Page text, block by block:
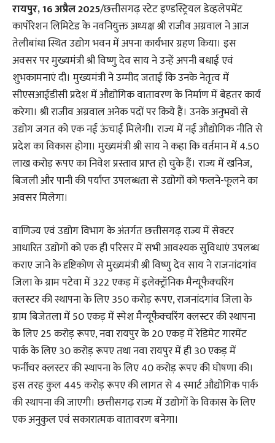
रायपुर, 16 अप्रैल 2025/छत्तीसगढ़ स्टेट इण्डस्ट्रियल डेव्हलेपमेंट
कार्पाेरेशन लिमिटेड के नवनियुक्त अध्यक्ष श्री राजीव अग्रवाल ने आज
तेलीबांधा स्थित उद्योग भवन में अपना कार्यभार ग्रहण किया। इस
अवसर पर मुख्यमंत्री श्री विष्णु देव साय ने उन्हें अपनी बधाई एवं
शुभकामनाएं दी। मुख्यमंत्री ने उम्मीद जताई कि उनके नेतृत्व में
सीएसआईडीसी प्रदेश में औद्योगिक वातावरण के निर्माण में बेहतर कार्य
करेगा। श्री राजीव अग्रवाल अनेक पदों पर किये हैं। उनके अनुभवों से
उद्योग जगत को एक नई ऊंचाई मिलेगी। राज्य में नई औद्योगिक नीति से
प्रदेश का विकास होगा। मुख्यमंत्री श्री साय ने कहा कि वर्तमान में 4.50
लाख करोड़ रूपए का निवेश प्रस्ताव प्राप्त हो चुके हैं। राज्य में खनिज,
बिजली और पानी की पर्याप्त उपलब्धता से उद्योगों को फलने-फूलने का
अवसर मिलेगा।
वाणिज्य एवं उद्योग विभाग के अंतर्गत छत्तीसगढ़ राज्य में सेक्टर
आधारित उद्योगों को एक ही परिसर में सभी आवश्यक सुविधाएं उपलब्ध
कराए जाने के दृष्टिकोण से मुख्यमंत्री श्री विष्णु देव साय ने राजनांदगांव
जिला के ग्राम पटेवा में 322 एकड़ में इलेक्ट्रॉनिक मैन्यूफैक्चरिंग
क्लस्टर की स्थापना के लिए 350 करोड़ रूपए, राजनांदगांव जिला के
ग्राम बिजेतला में 50 एकड़ में स्पेश मैन्यूफैक्चरिंग क्लस्टर की स्थापना
के लिए 25 करोड़ रूपए, नवा रायपुर के 20 एकड़ में रेडिमेट गारमेंट
पार्क के लिए 30 करोड़ रूपए तथा नवा रायपुर में ही 30 एकड़ में
फर्नीचर क्लस्टर की स्थापना के लिए 40 करोड़ रूपए की घोषणा की।
इस तरह कुल 445 करोड़ रूपए की लागत से 4 स्मार्ट औद्योगिक पार्क
की स्थापना की जाएगी। छत्तीसगढ़ राज्य में उद्योगों के विकास के लिए
एक अनुकुल एवं सकारात्मक वातावरण बनेगा।